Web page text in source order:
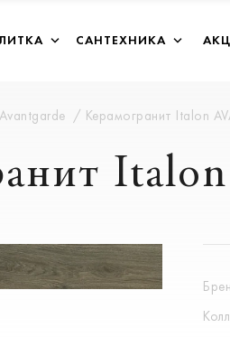
САНТЕХНИКА
Avantgarde Керамогранит Italon